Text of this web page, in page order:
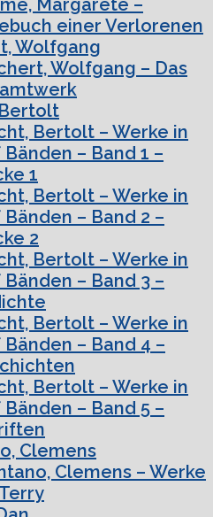
Margarete –
einer Verlorenen
Wolfgang
Wolfgang – Das
Bertolt – Werke in
– Band 1 –
1
Bertolt – Werke in
– Band 2 –
2
Bertolt – Werke in
– Band 3 –
Bertolt – Werke in
– Band 4 –
Bertolt – Werke in
– Band 5 –
Clemens
Clemens – Werke